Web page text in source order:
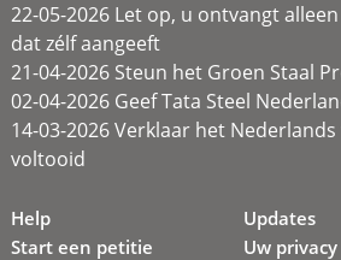
22-05-2026 Let op, u ontvangt
dat zélf aangeeft
21-04-2026 Steun het Groen Staal
02-04-2026 Geef Tata Steel
14-03-2026 Verklaar het
voltooid
Help
Start een petitie
Updates
Uw privacy